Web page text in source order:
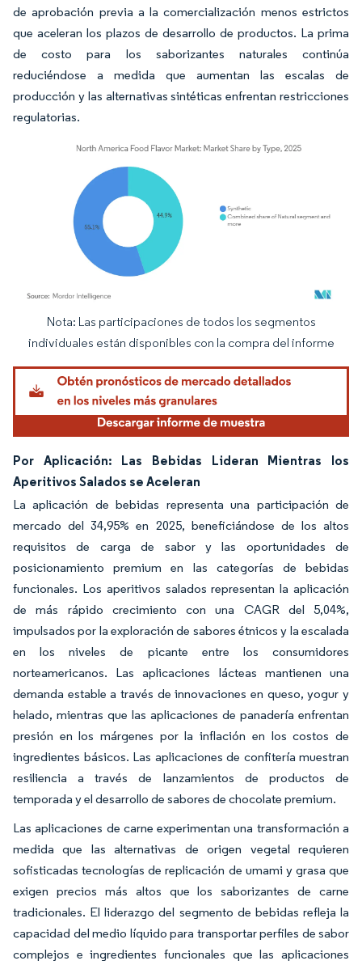
de aprobación previa a la comercialización menos estrictos
que aceleran los plazos de desarrollo de productos. La prima
de costo para los saborizantes naturales continúa
reduciéndose a medida que aumentan las escalas de
producción y las alternativas sintéticas enfrentan restricciones
regulatorias.
Imagen © Mordor Intelligence. El uso requiere atribución según CC BY 4.0.
Nota: Las participaciones de todos los segmentos
individuales están disponibles con la compra del informe
Por Aplicación: Las Bebidas Lideran Mientras los
Aperitivos Salados se Aceleran
La aplicación de bebidas representa una participación de
mercado del 34,95% en 2025, beneficiándose de los altos
requisitos de carga de sabor y las oportunidades de
posicionamiento premium en las categorías de bebidas
funcionales. Los aperitivos salados representan la aplicación
de más rápido crecimiento con una CAGR del 5,04%,
impulsados por la exploración de sabores étnicos y la escalada
en los niveles de picante entre los consumidores
norteamericanos. Las aplicaciones lácteas mantienen una
demanda estable a través de innovaciones en queso, yogur y
helado, mientras que las aplicaciones de panadería enfrentan
presión en los márgenes por la inflación en los costos de
ingredientes básicos. Las aplicaciones de confitería muestran
resiliencia a través de lanzamientos de productos de
temporada y el desarrollo de sabores de chocolate premium.
Las aplicaciones de carne experimentan una transformación a
medida que las alternativas de origen vegetal requieren
sofisticadas tecnologías de replicación de umami y grasa que
exigen precios más altos que los saborizantes de carne
tradicionales. El liderazgo del segmento de bebidas refleja la
capacidad del medio líquido para transportar perfiles de sabor
complejos e ingredientes funcionales que las aplicaciones